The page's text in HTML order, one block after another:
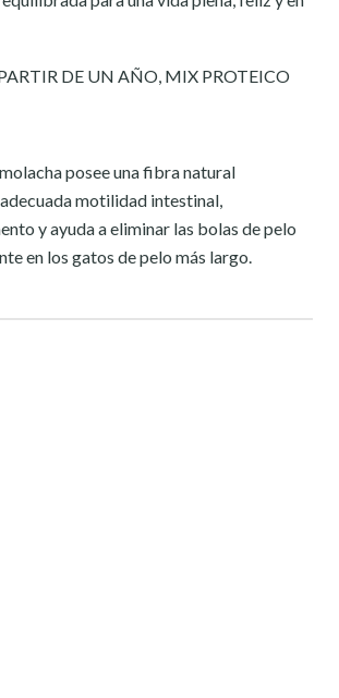
DE UN AÑO, MIX PROTEICO
posee una fibra natural
motilidad intestinal,
y ayuda a eliminar las bolas de pelo
en los gatos de pelo más largo.